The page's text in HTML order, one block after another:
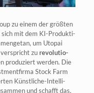
zu einem der größ­ten
sich mit dem KI-Pro­duk­ti­
um Uto­pai
zu revo­lu­tio­
pro­du­ziert wer­den. Die
Stock Farm
Künst­li­che-Intel­li­
und schafft das,